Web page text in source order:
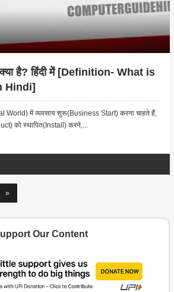
क्या है? हिंदी में [Definition- What is
Hindi]
World) में व्यवसाय शुरू(Business Start) करना चाहते हैं,
को स्थापित(Install) करने,...
»
Our Content